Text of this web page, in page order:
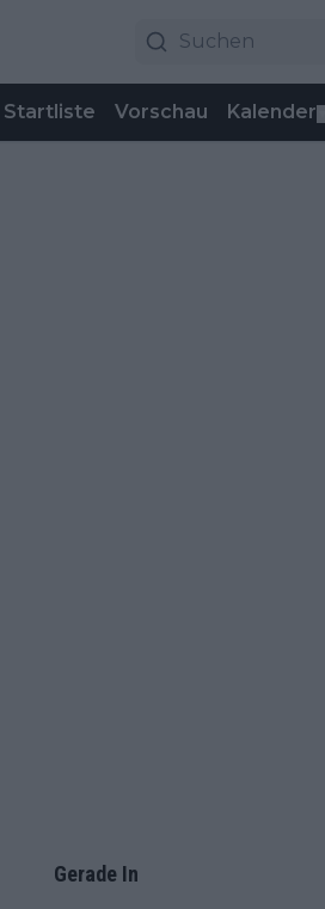
Startliste Vorschau Kalender
Gerade In